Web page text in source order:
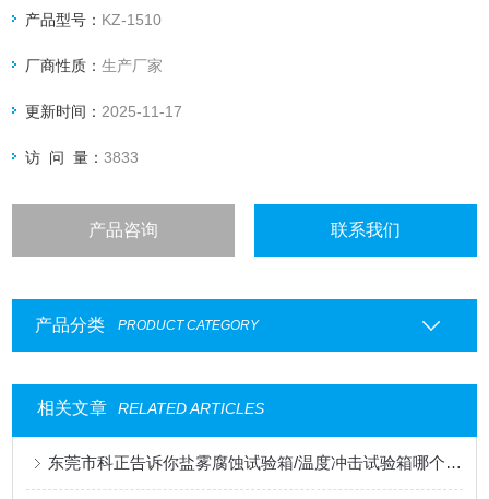
产品型号： KZ-1510
厂商性质：生产厂家
更新时间： 2025-11-17
访 问 量：3833
产品咨询 联系我们
产品分类 PRODUCT CATEGORY
相关文章 RELATED ARTICLES
东莞市科正告诉你盐雾腐蚀试验箱/温度冲击试验箱哪个厂家售后服务好